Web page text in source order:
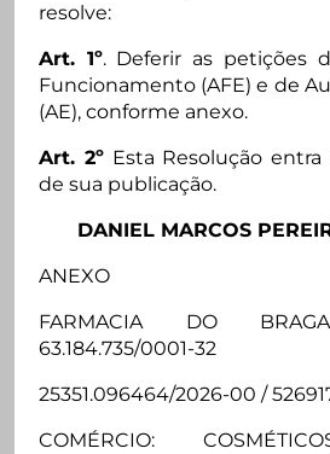
resolve:
Art. 1º. Deferir as petições
Funcionamento (AFE) e de
(AE), conforme anexo.
Art. 2ºEsta Resolução
de sua publicação.
DANIEL MARCOS
ANEXO
FARMACIA DO
63.184.735/0001-32
25351.096464/2026-00 /
COMÉRCIO: